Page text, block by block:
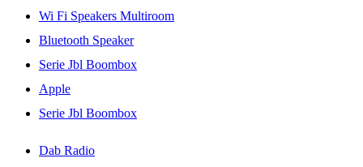
Wi Fi Speakers Multiroom
Bluetooth Speaker
Serie Jbl Boombox
Apple
Serie Jbl Boombox
Dab Radio